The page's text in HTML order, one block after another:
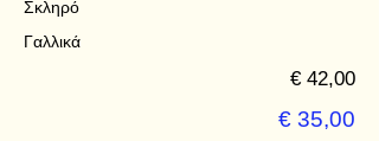
Σκληρό
Γαλλικά
€ 42,00
€ 35,00